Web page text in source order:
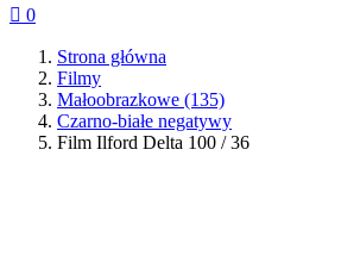
 0
Strona główna
Filmy
Małoobrazkowe (135)
Czarno-białe negatywy
Film Ilford Delta 100 / 36